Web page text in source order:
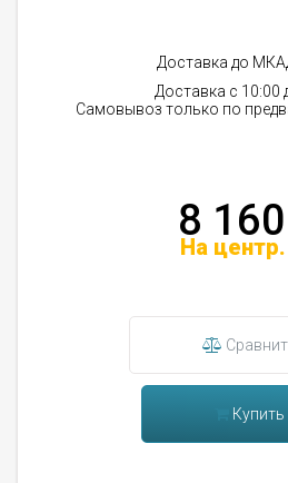
Доставка до
Доставка с 10:00
Самовывоз только по
8 160
На
Купить